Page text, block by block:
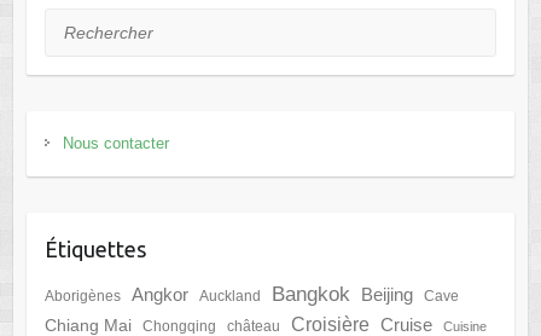
Rechercher
Nous contacter
Étiquettes
Aborigènes Angkor Auckland Bangkok Beijing Cave
Chiang Mai Chongqing château Croisière Cruise Cuisine